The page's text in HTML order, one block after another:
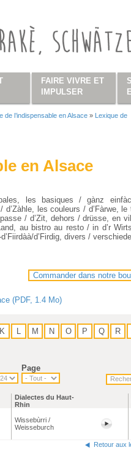
de l’indispensable en Alsace » Lexique de
en Alsace
les basiques / gànz
les couleurs / d’Fàrwe, le
/ d’Zit, dehors / drüsse, en
au bistro au resto / in d’r
d’Firdig, divers /
Commander dans notre
(PDF, 1.4 Mo)
K M N O P Q R
Page
Dialectes du Haut-
Rhin
Wissebùrri /
Weisseburch
Retour aux
FAIRE VIVRE ET
IMPULSER